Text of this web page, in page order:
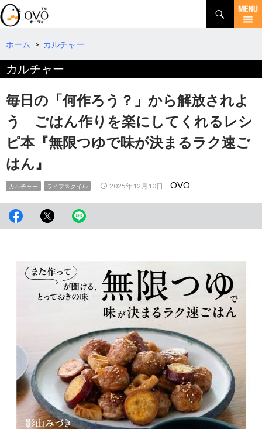
検
索
コ
テ
ツ
へ
ホーム > カルチャー
カルチャー
毎日の「何作ろう？」から解放されよ
う ごはん作りを楽にしてくれるレシ
ピ本『無限つゆで味が決まるラク速ご
はん』
カルチャー ライフスタイル 2025年12月10日 OVO